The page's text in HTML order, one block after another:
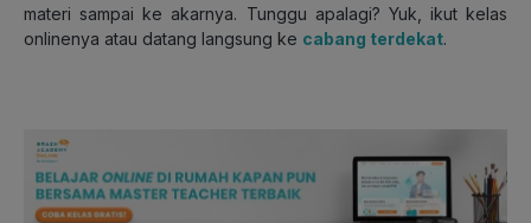
materi sampai ke akarnya. Tunggu apalagi? Yuk, ikut kelas
onlinenya atau datang langsung ke cabang terdekat.